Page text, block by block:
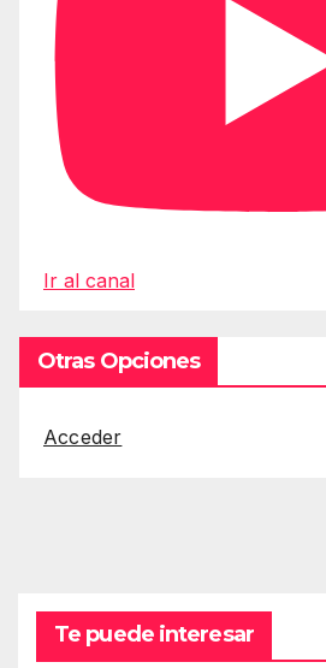
Ir al canal
Otras Opciones
Acceder
Te puede interesar